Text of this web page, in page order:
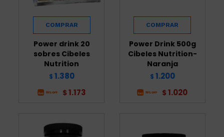
Power drink 20
sobres Cibeles
Nutrition
$ 1.380
$ 1.173
Power Drink 500g
Cibeles Nutrition-
Naranja
$ 1.200
$ 1.020